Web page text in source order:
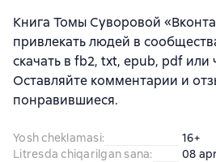
Книга Томы Суворовой
привлекать людей в
скачать в fb2, txt, epub, pdf или
Оставляйте комментарии и
понравившиеся.
Yosh cheklamasi:
16+
Litresda chiqarilgan sana:
08